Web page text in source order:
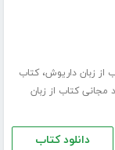
از زبان داریوش،کتاب
مجانی کتاب از زبان
دانلود کتاب